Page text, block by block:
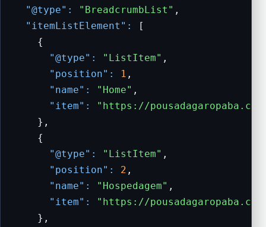
"@type":
"BreadcrumbList" ,
"itemListElement":
[
    {
"@type":
"ListItem" ,
"position":
1 ,
"name":
"Home" ,
"item":
"https://
    },
    {
"@type":
"ListItem" ,
"position":
2 ,
"name":
"Hospedagem" ,
"item":
"https://
    },